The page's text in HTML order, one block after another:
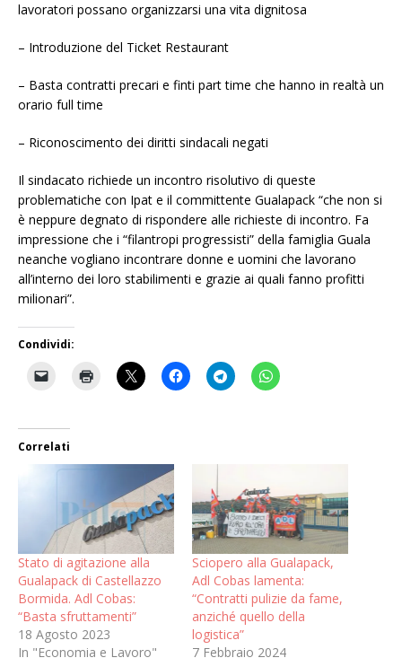
lavoratori possano organizzarsi una vita dignitosa
– Introduzione del Ticket Restaurant
– Basta contratti precari e finti part time che hanno in realtà un
orario full time
– Riconoscimento dei diritti sindacali negati
Il sindacato richiede un incontro risolutivo di queste
problematiche con Ipat e il committente Gualapack “che non si
è neppure degnato di rispondere alle richieste di incontro. Fa
impressione che i “filantropi progressisti” della famiglia Guala
neanche vogliano incontrare donne e uomini che lavorano
all’interno dei loro stabilimenti e grazie ai quali fanno profitti
milionari”.
Condividi:
Correlati
Stato di agitazione alla
Gualapack di Castellazzo
Bormida. Adl Cobas:
“Basta sfruttamenti”
18 Agosto 2023
In "Economia e Lavoro"
Sciopero alla Gualapack,
Adl Cobas lamenta:
“Contratti pulizie da fame,
anziché quello della
logistica”
7 Febbraio 2024